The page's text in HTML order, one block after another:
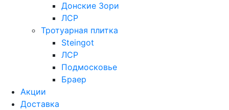
Донские Зори
ЛСР
Тротуарная плитка
Steingot
ЛСР
Подмосковье
Браер
Акции
Доставка